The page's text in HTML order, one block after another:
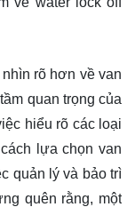
rõ hơn về van
quan trọng của
hiểu rõ các loại
lựa chọn van
quản lý và bảo trì
quên rằng, một